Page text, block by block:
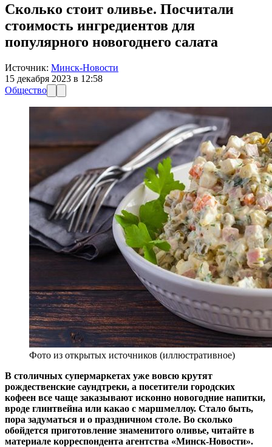
Сколько стоит оливье. Посчитали
стоимость ингредиентов для
популярного новогоднего салата
Источник: Минск-Новости
15 декабря 2023 в 12:58
Общество
Фото из открытых источников (иллюстративное)
В столичных супермаркетах уже вовсю крутят
рождественские саундтреки, а посетители городских
кофеен все чаще заказывают исконно новогодние напитки,
вроде глинтвейна или какао с маршмеллоу. Стало быть,
пора задуматься и о праздничном столе. Во сколько
обойдется приготовление знаменитого оливье, читайте в
материале корреспондента агентства «Минск-Новости».